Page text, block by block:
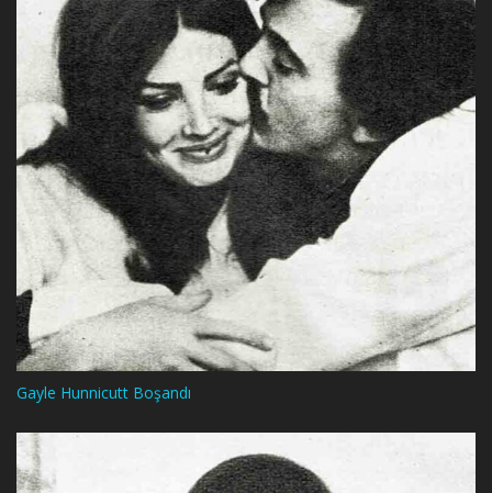
Gayle Hunnicutt Boşandı